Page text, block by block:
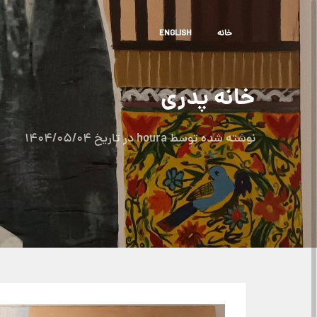
خانه ENGLISH
خانه پدری
نوشته شده توسطhouraدر تاریخ 1404/05/04